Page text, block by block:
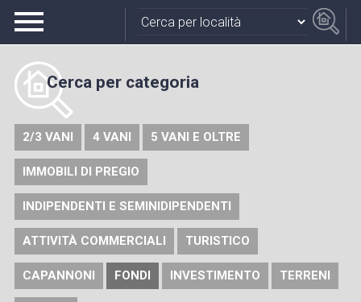
Cerca per categoria
2/3 VANI 4 VANI 5 VANI E OLTRE
IMMOBILI DI PREGIO
INDIPENDENTI E SEMINIDIPENDENTI
ATTIVITÀ COMMERCIALI TURISTICO
CAPANNONI FONDI INVESTIMENTO TERRENI